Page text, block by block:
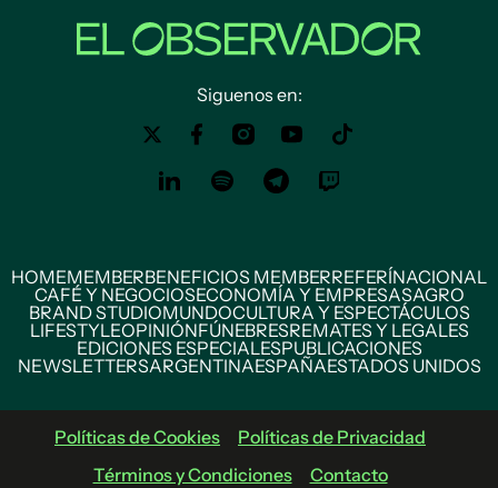
Siguenos en:
HOMEMEMBERBENEFICIOS MEMBERREFERÍNACIONAL
CAFÉ Y NEGOCIOSECONOMÍA Y EMPRESASAGRO
BRAND STUDIOMUNDOCULTURA Y ESPECTÁCULOS
LIFESTYLEOPINIÓNFÚNEBRESREMATES Y LEGALES
EDICIONES ESPECIALESPUBLICACIONES
NEWSLETTERSARGENTINAESPAÑAESTADOS UNIDOS
Políticas de Cookies
Políticas de Privacidad
Términos y Condiciones
Contacto